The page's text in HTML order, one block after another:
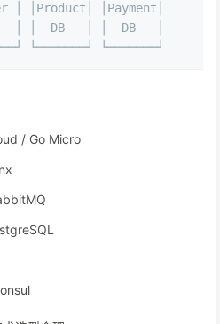
│ │Product│ │Payment│
│ │  DB   │ │  DB   │
└───────┘ └───────┘
/ Go Micro